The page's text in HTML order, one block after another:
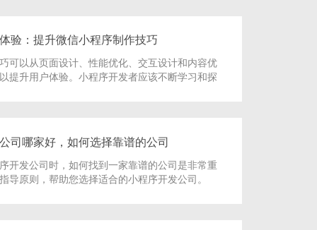
验：提升微信小程序制作技巧
可以从页面设计、性能优化、交互设计和内容优
提升用户体验。小程序开发者应该不断学习和探
司哪家好，如何选择靠谱的公司
开发公司时，如何找到一家靠谱的公司是非常重
导原则，帮助您选择适合的小程序开发公司。